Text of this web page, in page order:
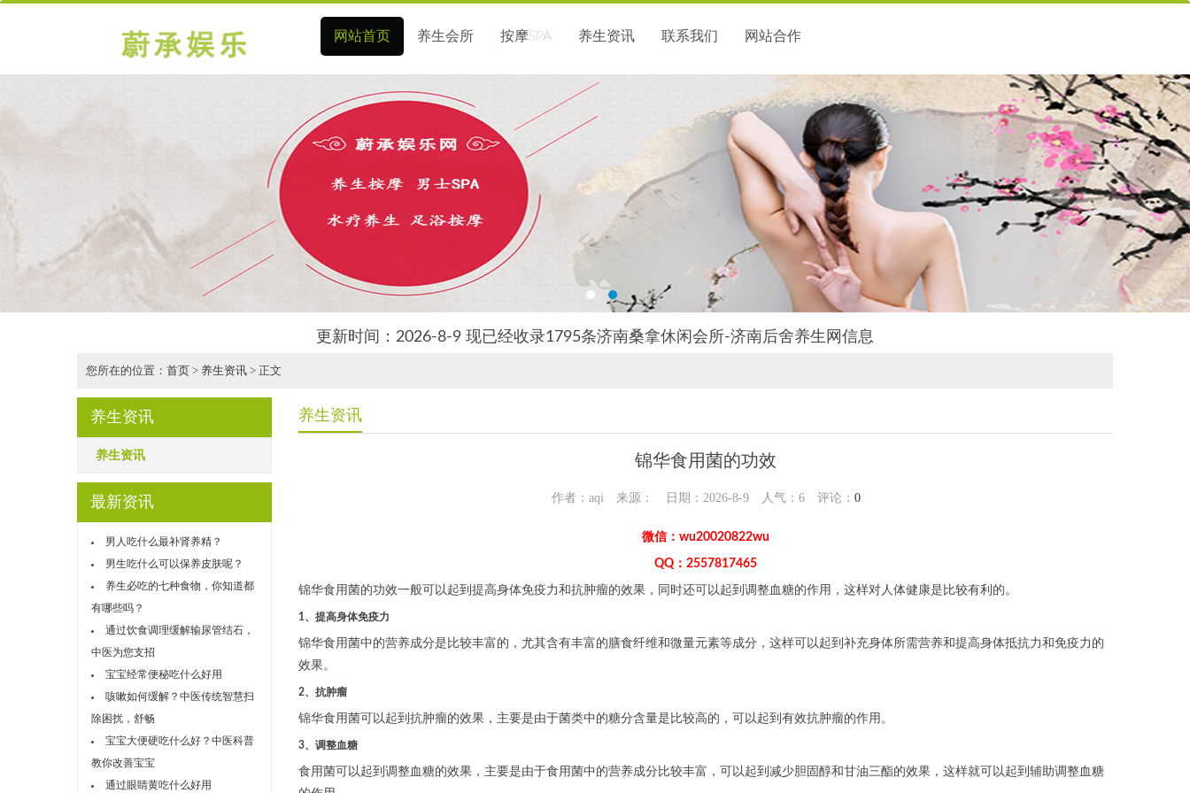
网站首页 养生会所 按摩SPA 养生资讯 联系我们 网站合作
更新时间：2026-8-9 现已经收录1795条济南桑拿休闲会所-济南后舍养生网信息
您所在的位置： 首页 > 养生资讯 > 正文
养生资讯
养生资讯
最新资讯
男人吃什么最补肾养精？
男生吃什么可以保养皮肤呢？
养生必吃的七种食物，你知道都
有哪些吗？
通过饮食调理缓解输尿管结石，
中医为您支招
宝宝经常便秘吃什么好用
咳嗽如何缓解？中医传统智慧扫
除困扰，舒畅
宝宝大便硬吃什么好？中医科普
教你改善宝宝
通过眼睛黄吃什么好用
养生资讯
锦华食用菌的功效
作者：aqi 来源： 日期：2026-8-9 人气： 6评论： 0
微信：wu20020822wu
QQ：2557817465
锦华食用菌的功效一般可以起到提高身体免疫力和抗肿瘤的效果，同时还可以起到调整血糖的作用，这样对人体健康是比较有利的。
1、提高身体免疫力
锦华食用菌中的营养成分是比较丰富的，尤其含有丰富的膳食纤维和微量元素等成分，这样可以起到补充身体所需营养和提高身体抵抗力和免疫力的
效果。
2、抗肿瘤
锦华食用菌可以起到抗肿瘤的效果，主要是由于菌类中的糖分含量是比较高的，可以起到有效抗肿瘤的作用。
3、调整血糖
食用菌可以起到调整血糖的效果，主要是由于食用菌中的营养成分比较丰富，可以起到减少胆固醇和甘油三酯的效果，这样就可以起到辅助调整血糖